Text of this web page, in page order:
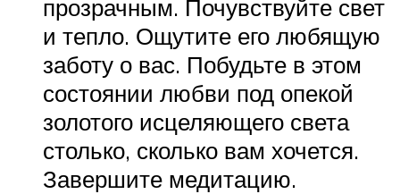
прозрачным. Почувствуйте свет
и тепло. Ощутите его любящую
заботу о вас. Побудьте в этом
состоянии любви под опекой
золотого исцеляющего света
столько, сколько вам хочется.
Завершите медитацию.